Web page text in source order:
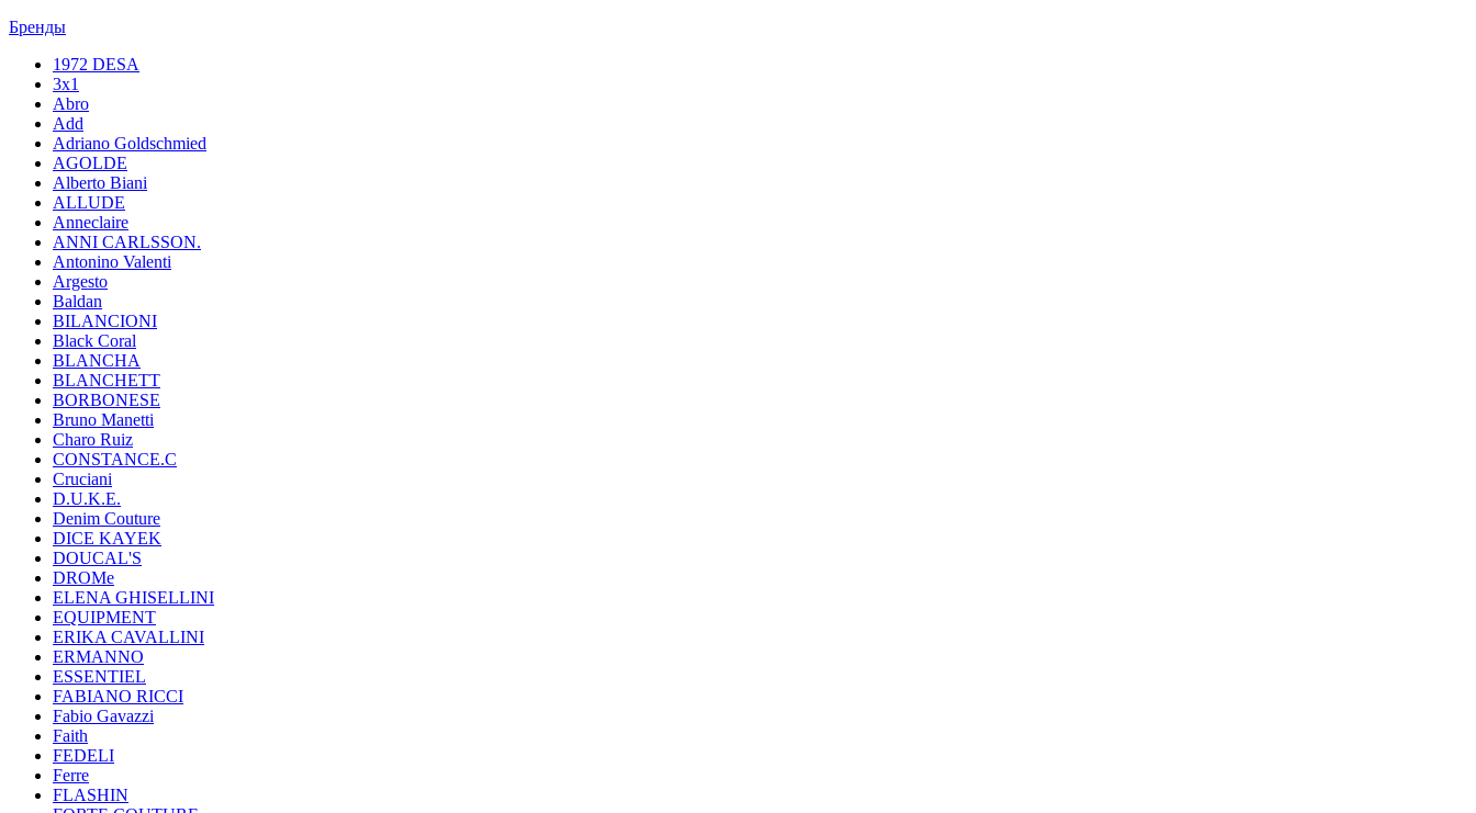
Бренды
1972 DESA
3x1
Abro
Add
Adriano Goldschmied
AGOLDE
Alberto Biani
ALLUDE
Anneclaire
ANNI CARLSSON.
Antonino Valenti
Argesto
Baldan
BILANCIONI
Black Coral
BLANCHA
BLANCHETT
BORBONESE
Bruno Manetti
Charo Ruiz
CONSTANCE.C
Cruciani
D.U.K.E.
Denim Couture
DICE KAYEK
DOUCAL'S
DROMe
ELENA GHISELLINI
EQUIPMENT
ERIKA CAVALLINI
ERMANNO
ESSENTIEL
FABIANO RICCI
Fabio Gavazzi
Faith
FEDELI
Ferre
FLASHIN